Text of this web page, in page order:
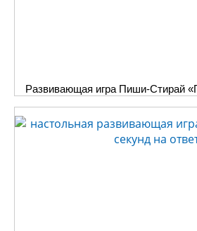
Развивающая игра Пиши-Стирай